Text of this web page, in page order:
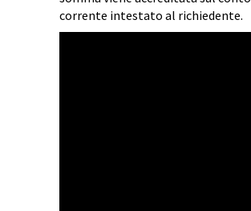
corrente intestato al richiedente.